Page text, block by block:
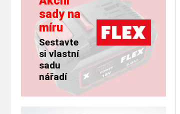
sady na
míru
Sestavte
si vlastní
sadu
nářadí